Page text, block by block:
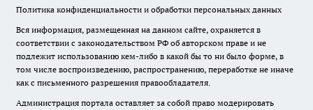
Политика конфиденциальности и обработки персональных данных
Вся информация, размещенная на данном сайте, охраняется в
соответствии с законодательством РФ об авторском праве и не
подлежит использованию кем-либо в какой бы то ни было форме, в
том числе воспроизведению, распространению, переработке не иначе
как с письменного разрешения правообладателя.
Администрация портала оставляет за собой право модерировать